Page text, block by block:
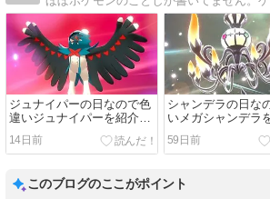
ジュナイパーの日なので色
違いジュナイパーを紹介し
ます(剣盾版)。
14日前
シャンデラの日な
いメガシャンデラ
ます(ポケチャン版)
59日前
このブログのここがポイント